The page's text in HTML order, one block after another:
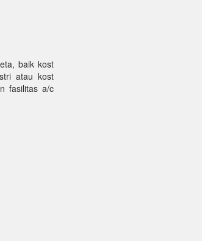
baik kost
atau kost
fasilitas a/c